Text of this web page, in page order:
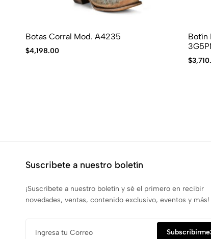
Botas Corral Mod. A4235
$4,198.00
Botín
$
Suscribete a nuestro boletín
¡Suscribete a nuestro boletín y sé el primero en recibir
novedades, ventas, contenido exclusivo, eventos y más!
Subscribirme